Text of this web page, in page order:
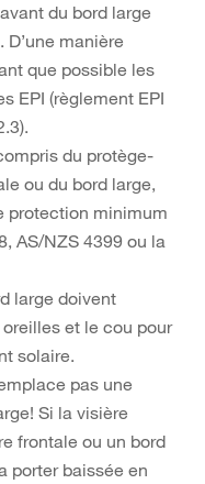
du bord large
manière
que possible les
EPI (règlement EPI
du protège-
ou du bord large,
protection minimum
AS/NZS 4399 ou la
large doivent
et le cou pour
solaire.
pas une
Si la visière
frontale ou un bord
porter baissée en